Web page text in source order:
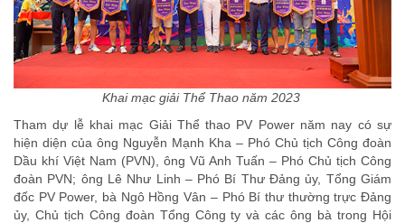
Khai mạc giải Thể Thao năm 2023
Tham dự lễ khai mạc Giải Thể thao PV Power năm nay có sự
hiện diện của ông Nguyễn Mạnh Kha – Phó Chủ tịch Công đoàn
Dầu khí Việt Nam (PVN), ông Vũ Anh Tuấn – Phó Chủ tịch Công
đoàn PVN; ông Lê Như Linh – Phó Bí Thư Đảng ủy, Tổng Giám
đốc PV Power, bà Ngô Hồng Vân – Phó Bí thư thường trực Đảng
ủy, Chủ tịch Công đoàn Tổng Công ty và các ông bà trong Hội